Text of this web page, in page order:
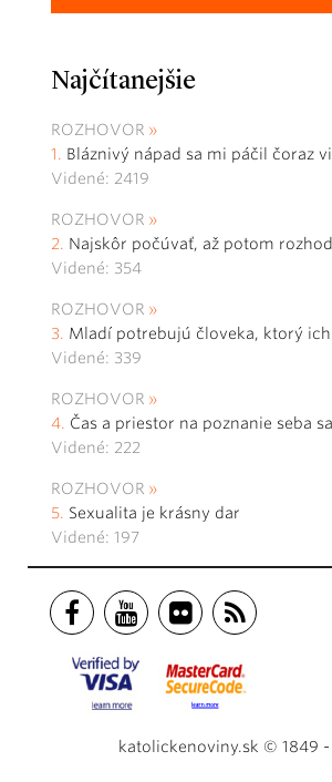
Najčítanejšie
ROZHOVOR
Bláznivý nápad sa mi páčil čoraz
Videné: 2419
ROZHOVOR
Najskôr počúvať, až potom
Videné: 354
ROZHOVOR
Mladí potrebujú človeka, ktorý
Videné: 339
ROZHOVOR
Čas a priestor na poznanie seba
Videné: 222
ROZHOVOR
Sexualita je krásny dar
Videné: 197
katolickenoviny.sk © 1849